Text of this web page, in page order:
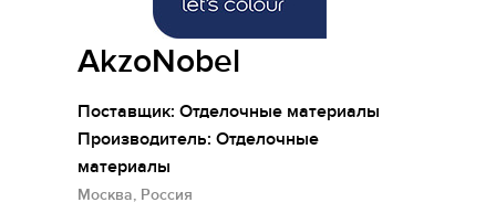
AkzoNobel
Поставщик: Отделочные материалы
Производитель: Отделочные
материалы
Москва, Россия